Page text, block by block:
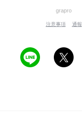
grapro
注意事項 通報